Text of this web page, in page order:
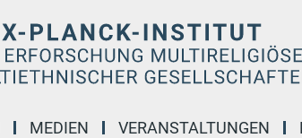
MEDIEN VERANSTALTUNGEN